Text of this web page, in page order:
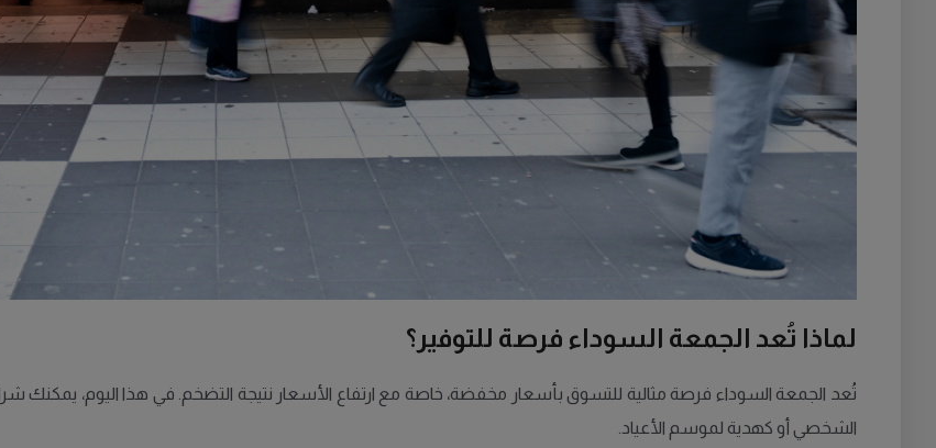
لماذا تُعد الجمعة السوداء فرصة للتوفير؟
تُعد الجمعة السوداء فرصة مثالية للتسوق بأسعار مخفضة، خاصة مع ارتفاع الأسعار نتيجة التضخم. في هذا اليوم، يمكنك
الشخصي أو كهدية لموسم الأعياد.